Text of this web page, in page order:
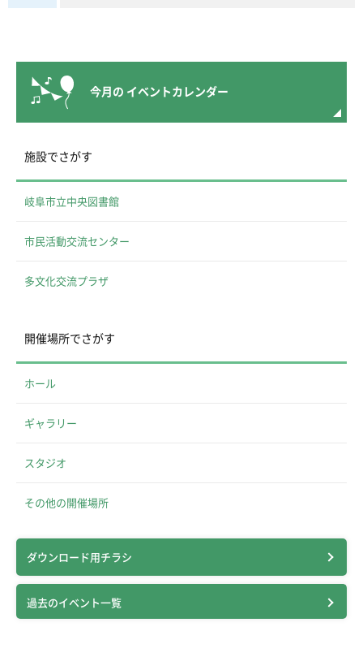
今月の イベントカレンダー
施設でさがす
岐阜市立中央図書館
市民活動交流センター
多文化交流プラザ
開催場所でさがす
ホール
ギャラリー
スタジオ
その他の開催場所
ダウンロード用チラシ
過去のイベント一覧